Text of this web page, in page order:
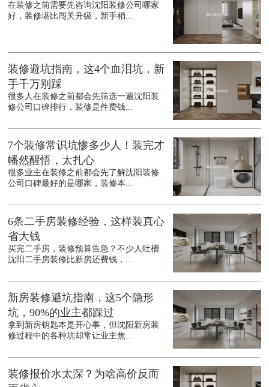
在装修之前需要先咨询沈阳装修公司哪家
好，装修堪比闯关升级，新手稍...
装修避坑指南，这4个血泪坑，新
手千万别踩
很多人在装修之前都会先筛选一遍沈阳装
修公司口碑排行，装修是件费钱...
7个装修常识坑惨多少人！装完才
幡然醒悟，太扎心
很多业主在装修之前都会先了解沈阳装修
公司口碑最好的是哪家，装修本...
6条二手房装修经验，这样装真心
省大钱
买完二手房，装修预算告急？不少人吐槽
沈阳二手房装修比新房还费钱，...
新房装修避坑指南，这5个隐形
坑，90%的业主都踩过
拿到新房钥匙本是开心事，但沈阳新房装
修过程中的各种坑却常让业主焦...
装修报价水太深？为啥高价反而